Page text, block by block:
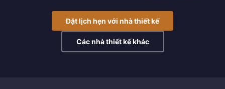
Đặt lịch hẹn với nhà thiết kế
Các nhà thiết kế khác